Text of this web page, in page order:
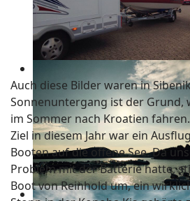
Auch diese Bilder waren in
Sonnenuntergang ist der Grund,
im Sommer nach Kroatien
Ziel in diesem Jahr war ein
Booten auf die offene See. Da
Problem mit der Batterie hatte,
Boot von Reinhold um, ein